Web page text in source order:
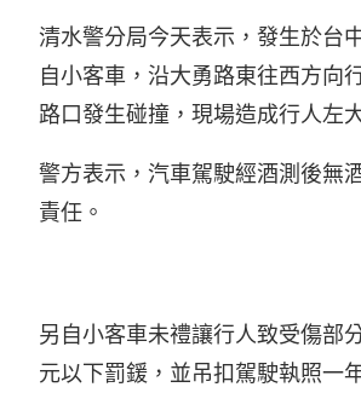
清水警分局今天表示，發生於台
自小客車，沿大勇路東往西方向
路口發生碰撞，現場造成行人左
警方表示，汽車駕駛經酒測後無
責任。
另自小客車未禮讓行人致受傷部
元以下罰鍰，並吊扣駕駛執照一